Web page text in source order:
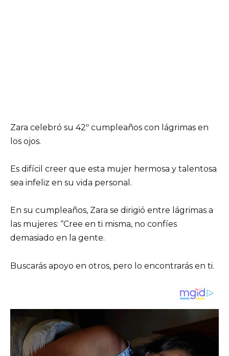
Zara celebró su 42º cumpleaños con lágrimas en
los ojos.
Es difícil creer que esta mujer hermosa y talentosa
sea infeliz en su vida personal.
En su cumpleaños, Zara se dirigió entre lágrimas a
las mujeres: “Cree en ti misma, no confíes
demasiado en la gente.
Buscarás apoyo en otros, pero lo encontrarás en ti.